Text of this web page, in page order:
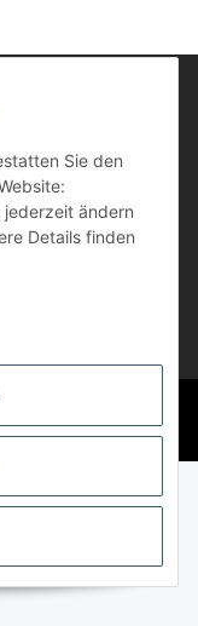
Sie den
jederzeit ändern
Details finden